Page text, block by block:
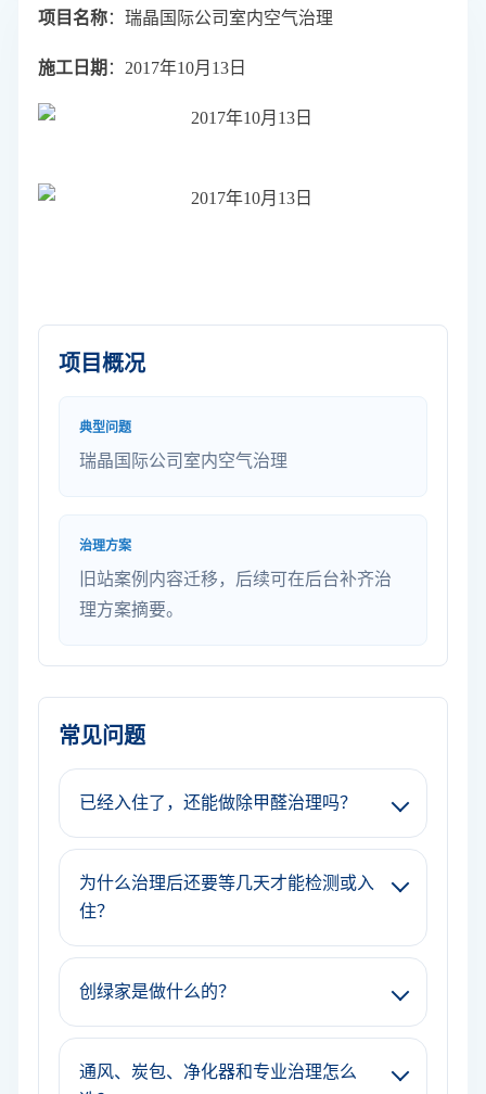
项目名称：瑞晶国际公司室内空气治理
施工日期 ：2017年10月13日
项目概况
典型问题
瑞晶国际公司室内空气治理
治理方案
旧站案例内容迁移，后续可在后台补齐治
理方案摘要。
常见问题
已经入住了，还能做除甲醛治理吗？
为什么治理后还要等几天才能检测或入
住？
创绿家是做什么的？
通风、炭包、净化器和专业治理怎么